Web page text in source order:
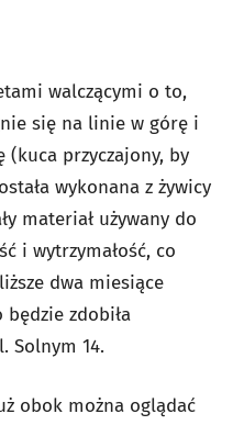
walczącymi o to,
się na linie w górę i
(kuca przyczajony, by
wykonana z żywicy
materiał używany do
i wytrzymałość, co
dwa miesiące
zdobiła
Solnym 14.
obok można oglądać